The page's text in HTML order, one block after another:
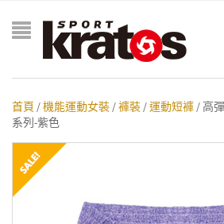
首頁 /機能運動女裝 /褲裝 /運動短褲 / 高
系列-紫色